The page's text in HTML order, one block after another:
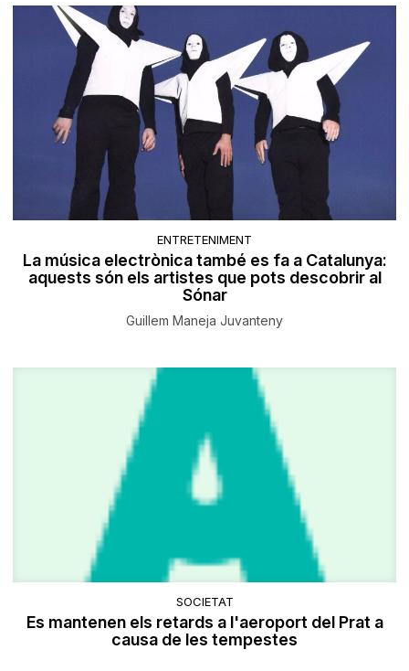
ENTRETENIMENT
La música electrònica també es fa a Catalunya:
aquests són els artistes que pots descobrir al
Sónar
Guillem Maneja Juvanteny
SOCIETAT
Es mantenen els retards a l'aeroport del Prat a
causa de les tempestes